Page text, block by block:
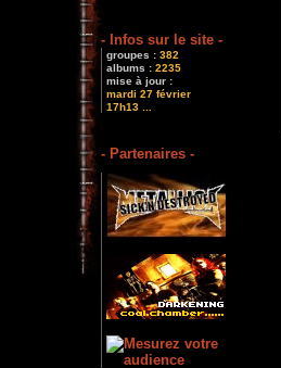
- Infos sur le site -
groupes : 382
albums : 2235
mise à jour :
mardi 27 février
17h13 ...
- Partenaires -